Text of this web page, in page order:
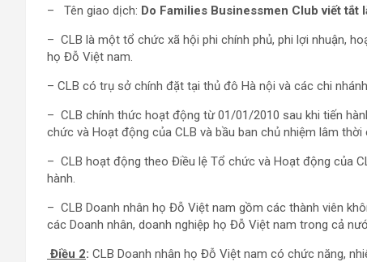
– Tên giao dịch: Do Families Businessmen Club viết tắt
– CLB là một tổ chức xã hội phi chính phủ, phi lợi nhuận,
họ Đỗ Việt nam.
– CLB có trụ sở chính đặt tại thủ đô Hà nội và các chi
– CLB chính thức hoạt động từ 01/01/2010 sau khi tiến
chức và Hoạt động của CLB và bầu ban chủ nhiệm lâm thời
– CLB hoạt động theo Điều lệ Tổ chức và Hoạt động của
hành.
– CLB Doanh nhân họ Đỗ Việt nam gồm các thành viên
các Doanh nhân, doanh nghiệp họ Đỗ Việt nam trong cả
Điều 2: CLB Doanh nhân họ Đỗ Việt nam có chức năng,